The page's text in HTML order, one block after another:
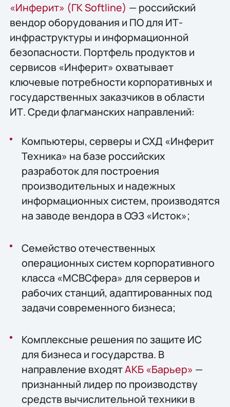
«Инферит» (ГК Softline) — российский
вендор оборудования и ПО для ИТ-
инфраструктуры и информационной
безопасности. Портфель продуктов и
сервисов «Инферит» охватывает
ключевые потребности корпоративных и
государственных заказчиков в области
ИТ. Среди флагманских направлений:
Компьютеры, серверы и СХД «Инферит
Техника» на базе российских
разработок для построения
производительных и надежных
информационных систем, производятся
на заводе вендора в ОЭЗ «Исток»;
Семейство отечественных
операционных систем корпоративного
класса «МСВСфера» для серверов и
рабочих станций, адаптированных под
задачи современного бизнеса;
Комплексные решения по защите ИС
для бизнеса и государства. В
направление входятАКБ «Барьер» —
признанный лидер по производству
средств вычислительной техники в